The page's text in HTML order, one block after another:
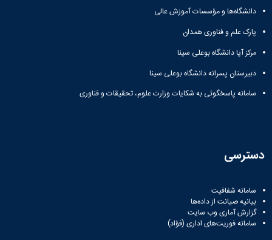
دانشگاه‌ها و مؤسسات آموزش عالی
پارک علم و فناوری همدان
مرکز آپا دانشگاه بوعلی سینا
دبیرستان پسرانه دانشگاه بوعلی سینا
سامانه پاسخگوئی به شکایات وزارت علوم، تحقیقات و فناوری
دسترسی
سامانه شفافیت
بیانیه صیانت از داده‌ها
گزارش آماری وب‌ سایت
سامانه فوریت‌های اداری (فؤاد)